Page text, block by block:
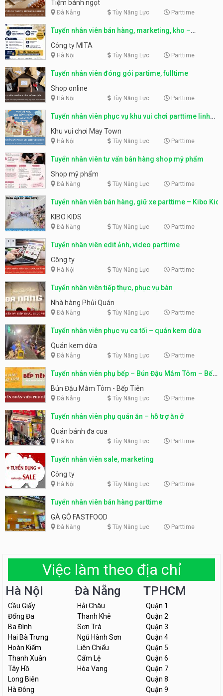
Tiệm bánh ngọt
Đà Nẵng Tùy Năng Lực Parttime
Tuyển nhân viên bán hàng, marketing, kho –
parttime, fulltime
Công ty MITA
Hà Nội Tùy Năng Lực Parttime
Tuyển nhân viên đóng gói partime, fulltime
Shop online
Hà Nội Tùy Năng Lực Parttime
Tuyển nhân viên phục vụ khu vui chơi parttime linh
động
Khu vui chơi May Town
Hà Nội Tùy Năng Lực Parttime
Tuyển nhân viên tư vấn bán hàng shop mỹ phẩm
Shop mỹ phẩm
Đà Nẵng Tùy Năng Lực Parttime
Tuyển nhân viên bán hàng, giữ xe parttime – Kibo Kid
KIBO KIDS
Đà Nẵng Tùy Năng Lực Parttime
Tuyển nhân viên edit ảnh, video parttime
Công ty
Hà Nội Tùy Năng Lực Parttime
Tuyển nhân viên tiếp thực, phục vụ bàn
Nhà hàng Phủi Quán
Đà Nẵng Tùy Năng Lực Parttime
Tuyển nhân viên phục vụ ca tối – quán kem dừa
Quán kem dừa
Đà Nẵng Tùy Năng Lực Parttime
Tuyển nhân viên phụ bếp – Bún Đậu Mắm Tôm – Bếp
Tiên
Bún Đậu Mắm Tôm - Bếp Tiên
Đà Nẵng Tùy Năng Lực Parttime
Tuyển nhân viên phụ quán ăn – hỗ trợ ăn ở
Quán bánh đa cua
Hà Nội Tùy Năng Lực Parttime
Tuyển nhân viên sale, marketing
Công ty
Hà Nội Tùy Năng Lực Parttime
Tuyển nhân viên bán hàng parttime
GÀ GÔ FASTFOOD
Đà Nẵng Tùy Năng Lực Parttime
Việc làm theo địa chỉ
Hà Nội
Cầu Giấy
Đống Đa
Ba Đình
Hai Bà Trưng
Hoàn Kiếm
Thanh Xuân
Tây Hồ
Long Biên
Hà Đông
Đà Nẵng
Hải Châu
Thanh Khê
Sơn Trà
Ngũ Hành Sơn
Liên Chiểu
Cẩm Lệ
Hòa Vang
TPHCM
Quận 1
Quận 2
Quận 3
Quận 4
Quận 5
Quận 6
Quận 7
Quận 8
Quận 9